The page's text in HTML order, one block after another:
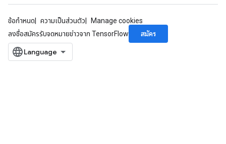
ข้อกำหนด ความเป็นส่วนตัว
Manage cookies
ลงชื่อสมัครรับจดหมายข่าวจาก TensorFlow
สมัคร